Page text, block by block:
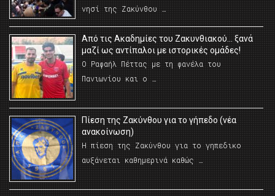
νησί της Ζακύνθου …
Από τις Ακαδημίες του Ζακυνθιακού… ξανά
μαζί ως αντίπαλοι με ιστορικές ομάδες!
Ο Ραφαήλ Πέττας με τη φανέλα του
Πανιωνίου και ο …
Πίεση της Ζακύνθου για το γήπεδο (νέα
ανακοίνωση)
Η πίεση της Ζακύνθου για το γηπεδικο
αυξάνεται καθημερινά καθώς …